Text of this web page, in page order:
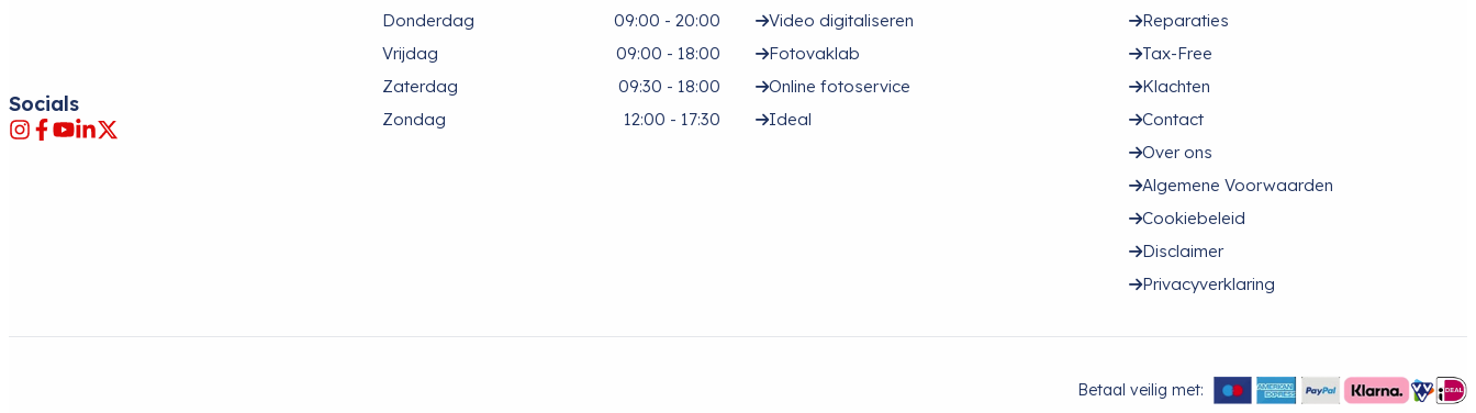
Socials
Donderdag
09:00 - 20:00
Vrijdag
09:00 - 18:00
Zaterdag
09:30 - 18:00
Zondag
12:00 - 17:30
Video digitaliseren
Fotovaklab
Online fotoservice
Ideal
Reparaties
Tax-Free
Klachten
Contact
Over ons
Algemene Voorwaarden
Cookiebeleid
Disclaimer
Privacyverklaring
Betaal veilig met: